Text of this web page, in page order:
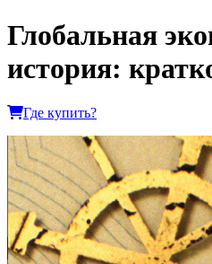
Глобальная
история:
Где купить?